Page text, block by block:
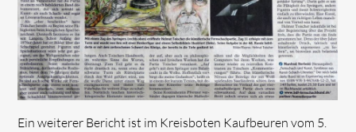
Ein weiterer Bericht ist im Kreisboten Kaufbeuren vom 5.